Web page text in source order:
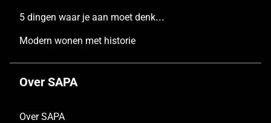
5 dingen waar je aan moet denken voordat je een nieuw huis bouwt
Modern wonen met historie
Over SAPA
Over SAPA